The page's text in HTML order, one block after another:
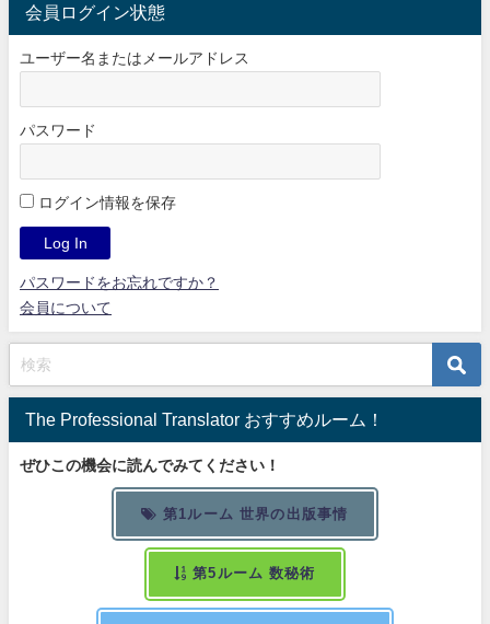
会員ログイン状態
ユーザー名またはメールアドレス
パスワード
ログイン情報を保存
パスワードをお忘れですか？
会員について
The Professional Translator おすすめルーム！
ぜひこの機会に読んでみてください！
第1ルーム 世界の出版事情
第5ルーム 数秘術